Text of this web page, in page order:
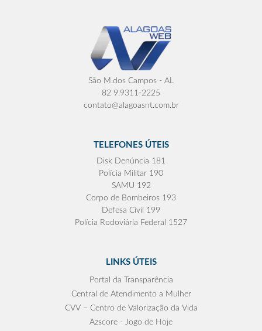
São M.dos Campos - AL
82 9.9311-2225
contato@alagoasnt.com.br
TELEFONES ÚTEIS
Disk Denúncia 181
Polícia Militar 190
SAMU 192
Corpo de Bombeiros 193
Defesa Civil 199
Polícia Rodoviária Federal 1527
LINKS ÚTEIS
Portal da Transparência
Central de Atendimento a Mulher
CVV – Centro de Valorização da Vida
Azscore - Jogo de Hoje